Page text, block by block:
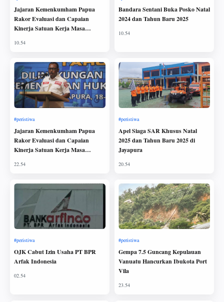
Jajaran Kemenkumham Papua
Rakor Evaluasi dan Capaian
Kinerja Satuan Kerja Masa
Bandara Sentani Buka Posko Natal
2024 dan Tahun Baru 2025
Jajaran Kemenkumham Papua
Rakor Evaluasi dan Capaian
Kinerja Satuan Kerja Masa
Apel Siaga SAR Khusus Natal
2025 dan Tahun Baru 2025 di
Jayapura
OJK Cabut Izin Usaha PT BPR
Arfak Indonesia
Gempa 7.5 Guncang Kepulauan
Vanuatu Hancurkan Ibukota Port
Vila